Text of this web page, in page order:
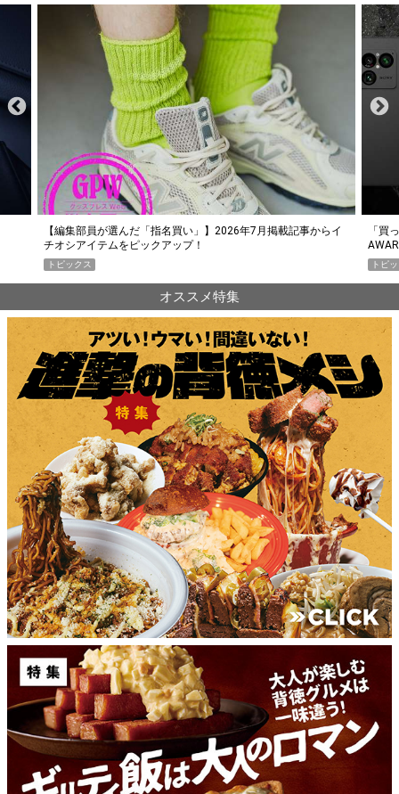
「買って損なし」の極上スマホ5選【GoodsPress 2026上半期
AWARD】
トピックス
薄着
PR
オススメ特集